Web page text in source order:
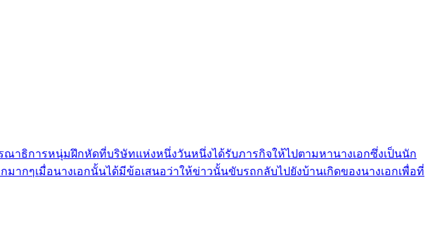
ณาธิการหนุ่มฝึกหัดที่บริษัทแห่งหนึ่งวันหนึ่งได้รับภารกิจให้ไปตามหานางเอกซึ่งเป็นนัก
กๆเมื่อนางเอกนั้นได้มีข้อเสนอว่าให้ข่าวนั้นขับรถกลับไปยังบ้านเกิดของนางเอกเพื่อที่